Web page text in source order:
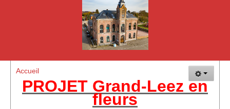
Nouvelle jeune paume Grand-Leez
La Plaine de Vacances de Grand-Leez
L'Hirondelle de Grand-Leez - Société Colombophile
Les événements
Accueil
PROJET Grand-Leez en
fleurs